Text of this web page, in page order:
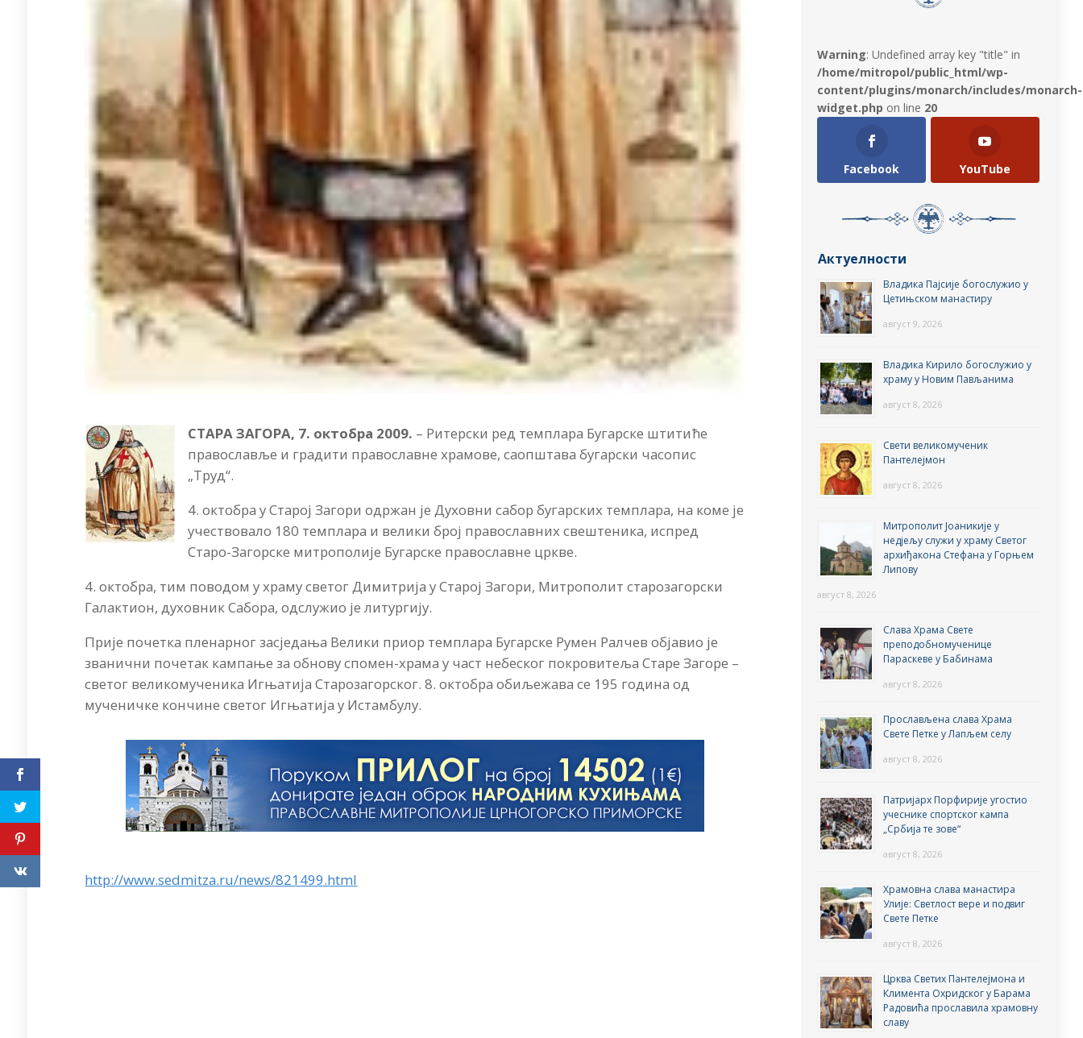
СТАРА ЗАГОРА, 7. октобра 2009. – Ритерски ред темплара Бугарске штитиће
православље и градити православне храмове, саопштава бугарски часопис
„Труд“.
4. октобра у Старој Загори одржан је Духовни сабор бугарских темплара, на коме је
учествовало 180 темплара и велики број православних свештеника, испред
Старо-Загорске митрополије Бугарске православне цркве.
4. октобра, тим поводом у храму светог Димитрија у Старој Загори, Митрополит старозагорски
Галактион, духовник Сабора, одслужио је литургију.
Прије почетка пленарног засједања Велики приор темплара Бугарске Румен Ралчев објавио је
званични почетак кампање за обнову спомен-храма у част небеског покровитеља Старе Загоре –
светог великомученика Игњатија Старозагорског. 8. октобра обиљежава се 195 година од
мученичке кончине светог Игњатија у Истамбулу.
http://www.sedmitza.ru/news/821499.html
Warning: Undefined array key "title" in
/home/mitropol/public_html/wp-
content/plugins/monarch/includes/monarch-
widget.php on line 20
Facebook YouTube
Актуелности
Владика Пајсије богослужио у
Цетињском манастиру
август 9, 2026
Владика Кирило богослужио у
храму у Новим Пављанима
август 8, 2026
Свети великомученик
Пантелејмон
август 8, 2026
Митрополит Јоаникије у
недјељу служи у храму Светог
архиђакона Стефана у Горњем
Липову
август 8, 2026
Слава Храма Свете
преподобномученице
Параскеве у Бабинама
август 8, 2026
Прослављена слава Храма
Свете Петке у Лапљем селу
август 8, 2026
Патријарх Порфирије угостио
учеснике спортског кампа
„Србија те зове“
август 8, 2026
Храмовна слава манастира
Улије: Светлост вере и подвиг
Свете Петке
август 8, 2026
Црква Светих Пантелејмона и
Климента Охридског у Барама
Радовића прославила храмовну
славу